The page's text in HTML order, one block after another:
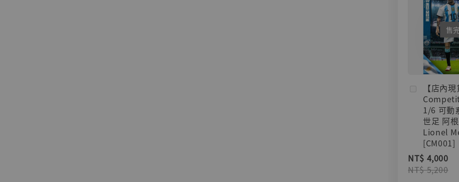
售完
【店內現
1/6 可動
世足 阿
Lionel
[CM001]
NT$ 4,000
NT$ 5,200